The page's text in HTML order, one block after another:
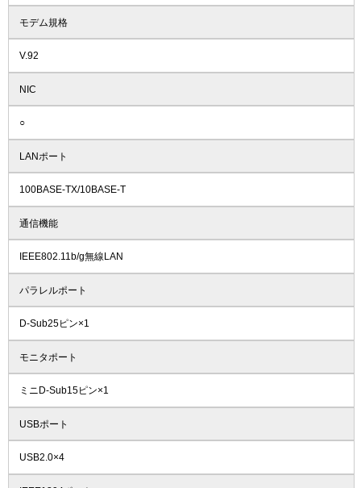
モデム規格
V.92
NIC
○
LANポート
100BASE-TX/10BASE-T
通信機能
IEEE802.11b/g無線LAN
パラレルポート
D-Sub25ピン×1
モニタポート
ミニD-Sub15ピン×1
USBポート
USB2.0×4